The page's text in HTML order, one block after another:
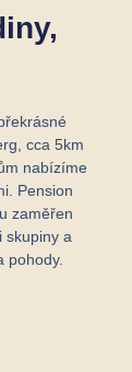
cca 5km
nabízíme
Pension
zaměřen
skupiny a
pohody.